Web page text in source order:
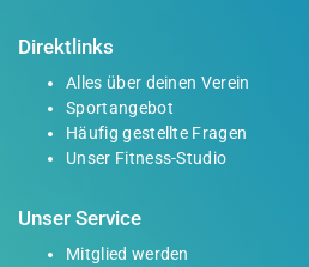
Direktlinks
Alles über deinen Verein
Sportangebot
Häufig gestellte Fragen
Unser Fitness-Studio
Unser Service
Mitglied werden